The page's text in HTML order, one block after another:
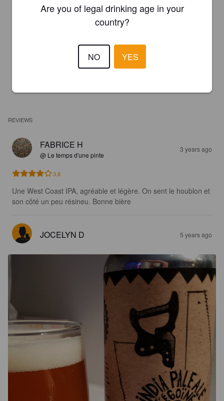
REVIEWS
FABRICE H
@ Le temps d'une pinte
3 years ago
3.8
Une West Coast IPA, agréable et légère. On sent le houblon et
son côté un peu résineu. Bonne bière
JOCELYN D 5 years ago
Are you of legal drinking age in your
country?
NO YES